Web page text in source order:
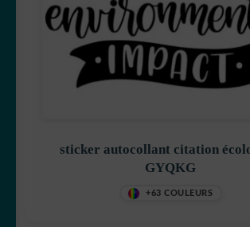
sticker autocollant citation
GYQKG
+63 COULEURS